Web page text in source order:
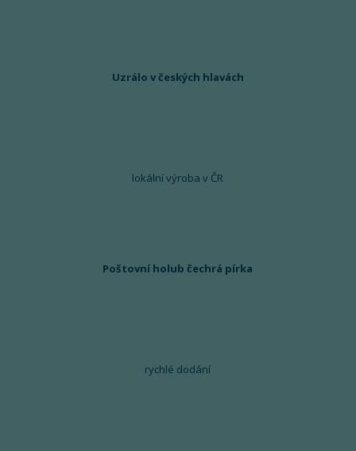
Uzrálo v českých hlavách
lokální výroba v ČR
Poštovní holub čechrá pírka
rychlé dodání